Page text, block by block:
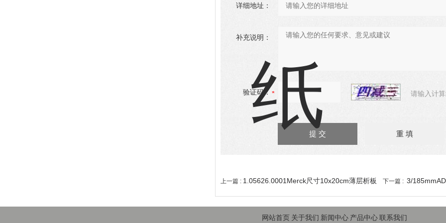
详细地址：
补充说明：
验证码： 请输入计
上一篇 : 1.05626.0001Merck尺寸10x20cm薄层析板 下一篇 : 3/
网站首页 关于我们 新闻中心 产品中心联系我们